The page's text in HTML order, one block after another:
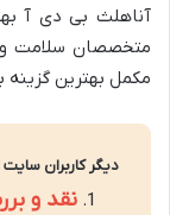
آناهلث بی دی آ
متخصصان سلامت و
مکمل بهترین گزینه
دیگر کاربران